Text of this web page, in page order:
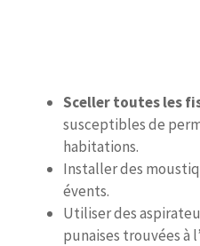
Sceller toutes les
susceptibles de
habitations.
Installer des
évents.
Utiliser des
punaises trouvées à